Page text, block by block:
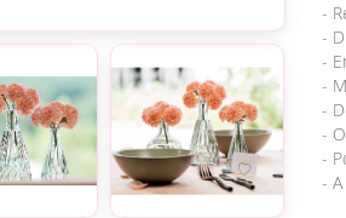
-
-
-
-
-
-
-
-